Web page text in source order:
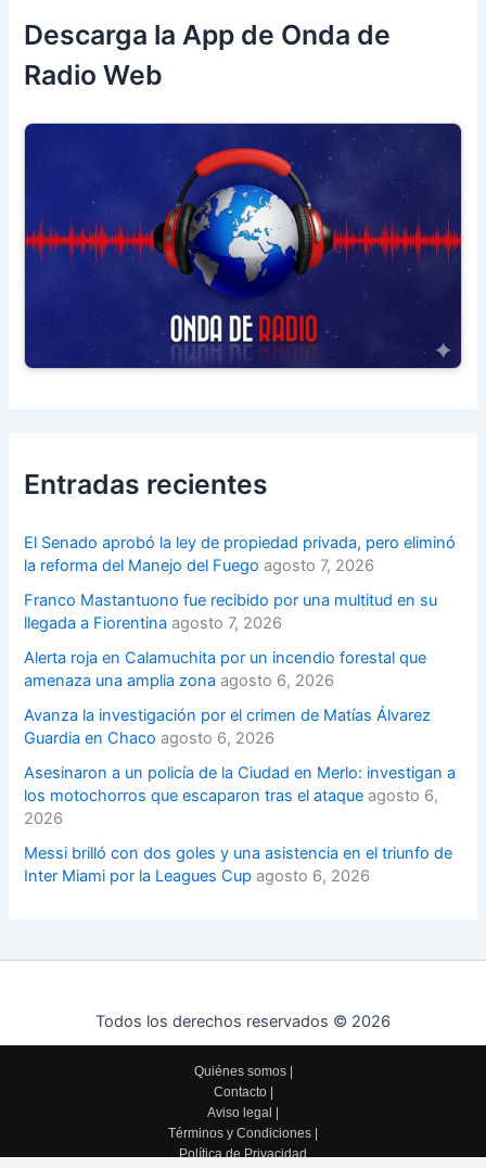
Descarga la App de Onda de
Radio Web
Entradas recientes
El Senado aprobó la ley de propiedad privada, pero eliminó
la reforma del Manejo del Fuego agosto 7, 2026
Franco Mastantuono fue recibido por una multitud en su
llegada a Fiorentina agosto 7, 2026
Alerta roja en Calamuchita por un incendio forestal que
amenaza una amplia zona agosto 6, 2026
Avanza la investigación por el crimen de Matías Álvarez
Guardia en Chaco agosto 6, 2026
Asesinaron a un policía de la Ciudad en Merlo: investigan a
los motochorros que escaparon tras el ataque agosto 6,
2026
Messi brilló con dos goles y una asistencia en el triunfo de
Inter Miami por la Leagues Cup agosto 6, 2026
Todos los derechos reservados © 2026
Quiénes somos|
Contacto|
Aviso legal |
Términos y Condiciones |
Política de Privacidad